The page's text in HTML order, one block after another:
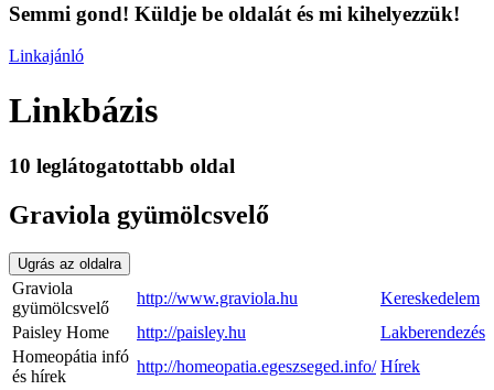
Semmi gond! Küldje be oldalát és mi kihelyezzük!
Linkajánló
Linkbázis
10 leglátogatottabb oldal
Graviola gyümölcsvelő
Ugrás az oldalra
Graviola
gyümölcsvelő
http://www.graviola.hu
Kereskedelem
Paisley Home
http://paisley.hu
Lakberendezés
Homeopátia infó
és hírek
http://homeopatia.egeszseged.info/ Hírek